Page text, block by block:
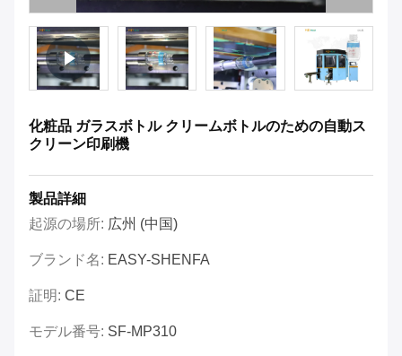
化粧品 ガラスボトル クリームボトルのための自動ス
クリーン印刷機
製品詳細
起源の場所: 広州 (中国)
ブランド名: EASY-SHENFA
証明: CE
モデル番号: SF-MP310